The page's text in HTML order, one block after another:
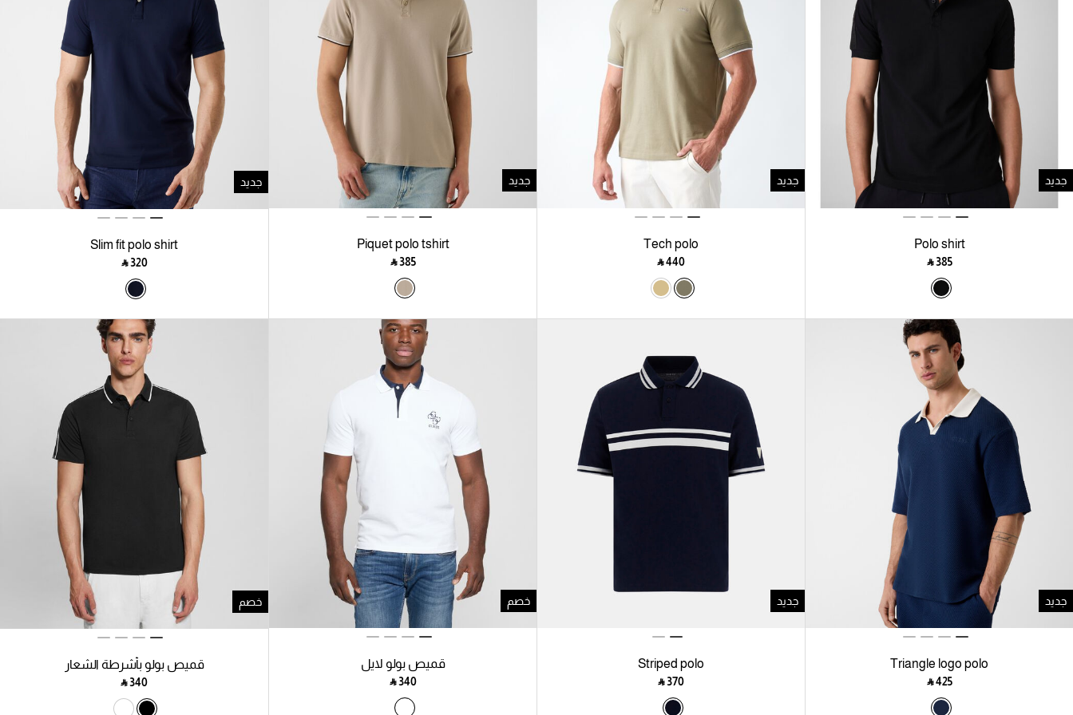
جديد
Polo shirt
‎ ⃁ ⁦385⁩ ‎
جديد
Tech polo
‎ ⃁ ⁦440⁩ ‎
جديد
Piquet polo tshirt
‎ ⃁ ⁦385⁩ ‎
جديد
Slim fit polo shirt
‎ ⃁ ⁦320⁩ ‎
جديد
Triangle logo polo
‎ ⃁ ⁦425⁩ ‎
جديد
Striped polo
‎ ⃁ ⁦370⁩ ‎
خصم
قميص بولو لايل
‎ ⃁ ⁦340⁩ ‎
خصم
قميص بولو بأشرطة الشعار
‎ ⃁ ⁦340⁩ ‎